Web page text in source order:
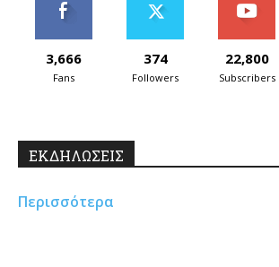
3,666
Fans
374
Followers
22,800
Subscribers
ΕΚΔΗΛΩΣΕΙΣ
Περισσότερα